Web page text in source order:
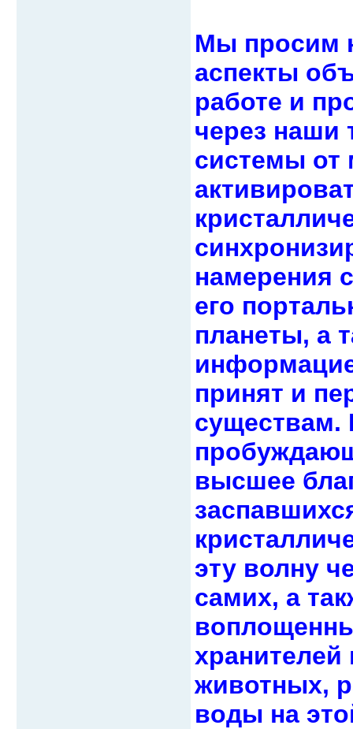
Мы просим
аспекты
работе и
через наши
системы от
намерения
его
планеты, а
принят и
высшее
эту волну
самих, а
животных,
воды на